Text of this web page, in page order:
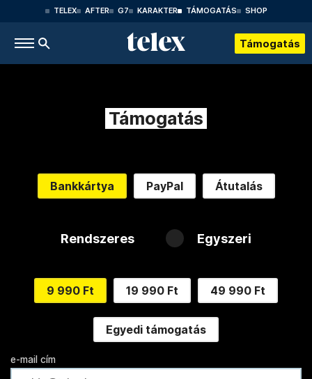
TELEX AFTER G7 KARAKTER TÁMOGATÁS SHOP
Támogatás
Támogatás
Bankkártya PayPal Átutalás
Rendszeres Egyszeri
9 990 Ft 19 990 Ft 49 990 Ft
Egyedi támogatás
e-mail cím